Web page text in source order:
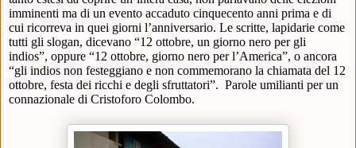
imminenti ma di un evento accaduto cinquecento anni prima e di
cui ricorreva in quei giorni l’anniversario. Le scritte, lapidarie come
tutti gli slogan, dicevano “12 ottobre, un giorno nero per gli
indios”, oppure “12 ottobre, giorno nero per l’America”, o ancora
“gli indios non festeggiano e non commemorano la chiamata del 12
ottobre, festa dei ricchi e degli sfruttatori”. Parole umilianti per un
connazionale di Cristoforo Colombo.